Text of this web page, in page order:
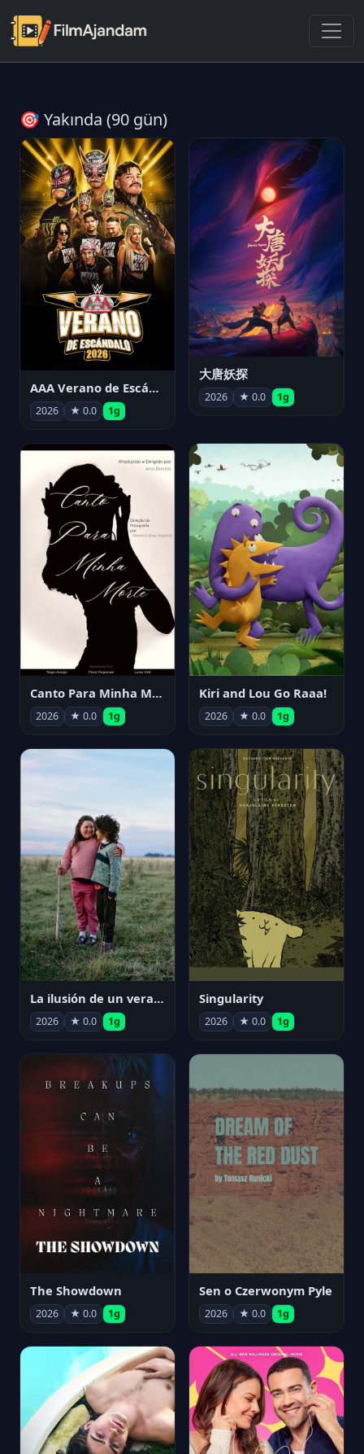
🎯 Yakında (90 gün)
AAA Verano de Escándalo 2026 - Week 3
2026 ★ 0.0 1g
大唐妖探
2026 ★ 0.0 1g
Canto Para Minha Morte
2026 ★ 0.0 1g
Kiri and Lou Go Raaa!
2026 ★ 0.0 1g
La ilusión de un verano sin fin
2026 ★ 0.0 1g
Singularity
2026 ★ 0.0 1g
The Showdown
2026 ★ 0.0 1g
Sen o Czerwonym Pyle
2026 ★ 0.0 1g